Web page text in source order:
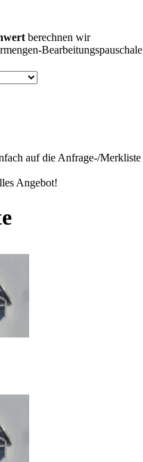
berechnen wir
Bearbeitungspauschale
auf die Anfrage-/Merkliste
Angebot!